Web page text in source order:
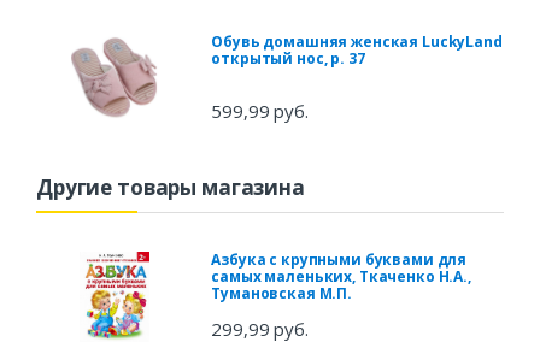
Обувь домашняя женская LuckyLand
открытый нос, р. 37
599,99 руб.
Другие товары магазина
Азбука с крупными буквами для
самых маленьких, Ткаченко Н.А.,
Тумановская М.П.
299,99 руб.